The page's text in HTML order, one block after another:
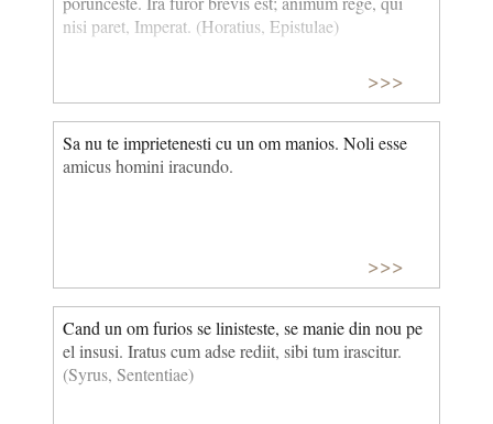
nisi paret, Imperat. (Horatius, Epistulae)
>>>
Sa nu te imprietenesti cu un om manios. Noli esse
amicus homini iracundo.
>>>
Cand un om furios se linisteste, se manie din nou pe
el insusi. Iratus cum adse rediit, sibi tum irascitur.
(Syrus, Sententiae)